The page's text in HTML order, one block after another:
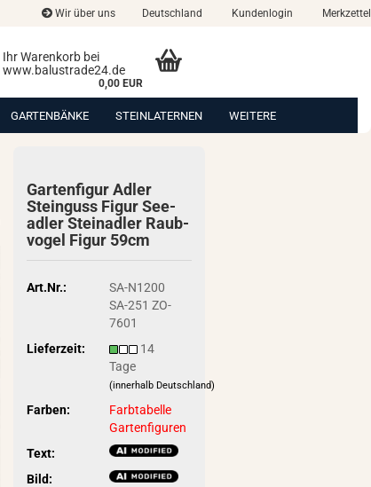
Wir über uns Deutschland Kundenlogin Merkzettel
Ihr Warenkorb bei
www.balustrade24.de
0,00 EUR
GARTENBÄNKE STEINLATERNEN WEITERE
Gar­ten­fi­gur Adler
Stein­guss Figur See­
ad­ler Stein­ad­ler Raub­
vo­gel Figur 59cm
Art.Nr.:
SA-N1200
SA-251 ZO-
7601
Lieferzeit:
14
Tage
(innerhalb Deutschland)
Farben:
Farbtabelle
Gartenfiguren
Text:
Bild: